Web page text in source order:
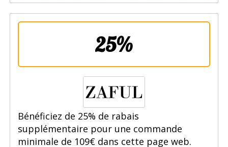
25%
Bénéficiez de 25% de rabais
supplémentaire pour une commande
minimale de 109€ dans cette page web.